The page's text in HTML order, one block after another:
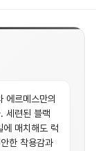
에르메스만의
세련된 블랙
에 매치해도 럭
한 착용감과